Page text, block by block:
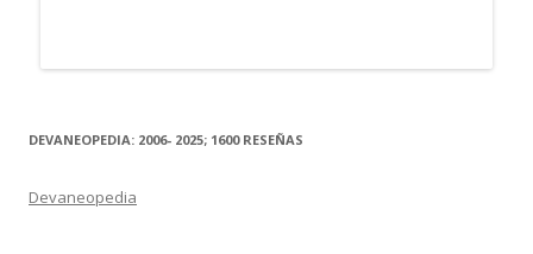
DEVANEOPEDIA: 2006- 2025; 1600 RESEÑAS
Devaneopedia